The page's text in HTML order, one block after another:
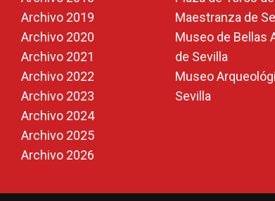
Archivo 2019
Archivo 2020
Archivo 2021
Archivo 2022
Archivo 2023
Archivo 2024
Archivo 2025
Archivo 2026
Maestranza de
Museo de Bellas
de Sevilla
Museo
Sevilla